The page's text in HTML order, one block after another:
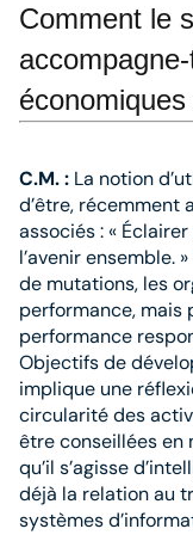
Comment le
C.M. : La notion
d’être, récemment
associés : «
l’ave­nir ensemble.
de mutations, les
performance, mais
performance
Objectifs de
implique une
circularité des
être conseillées en
qu’il s’agisse
déjà la relation au
systèmes